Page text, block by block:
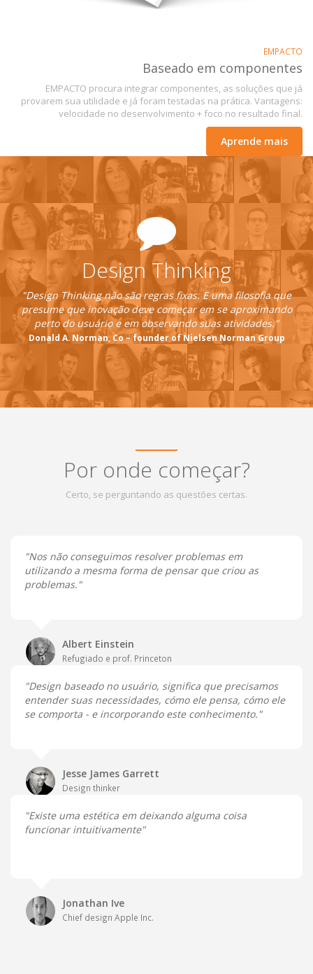
EMPACTO
Baseado em componentes
EMPACTO procura integrar componentes, as soluções que já
provarem sua utilidade e já foram testadas na prática. Vantagens:
velocidade no desenvolvimento + foco no resultado final.
Aprende mais
Design Thinking
"Design Thinking não são regras fixas. E uma filosofia que
presume que inovação deve começar em se aproximando
perto do usuário e em observando suas atividades."
Donald A. Norman, Co – founder of Nielsen Norman Group
Por onde começar?
Certo, se perguntando as questões certas.
"Nos não conseguimos resolver problemas em
utilizando a mesma forma de pensar que criou as
problemas."
Albert Einstein
Refugiado e prof. Princeton
"Design baseado no usuário, significa que precisamos
entender suas necessidades, cómo ele pensa, cómo ele
se comporta - e incorporando este conhecimento."
Jesse James Garrett
Design thinker
"Existe uma estética em deixando alguma coisa
funcionar intuitivamente"
Jonathan Ive
Chief design Apple Inc.